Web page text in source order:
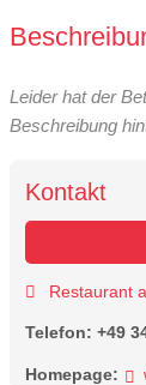
Leider hat der
Beschreibung
Kontakt
Restaurant
Telefon: +49
Homepage: